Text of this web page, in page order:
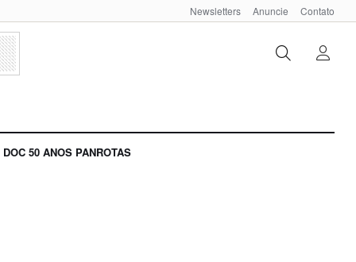
Newsletters Anuncie Contato
DOC 50 ANOS PANROTAS